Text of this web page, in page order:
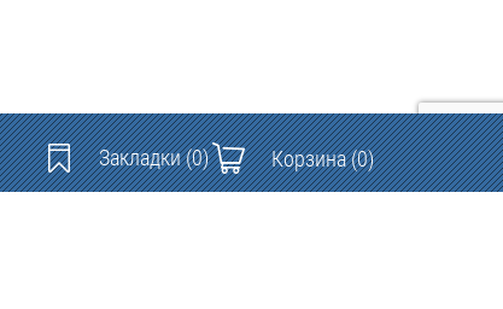
Закладки(0) Корзина(0)